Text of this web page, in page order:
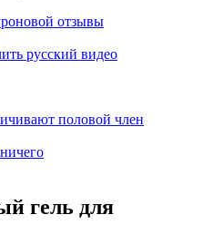
отзывы
русский видео
половой член
гель для